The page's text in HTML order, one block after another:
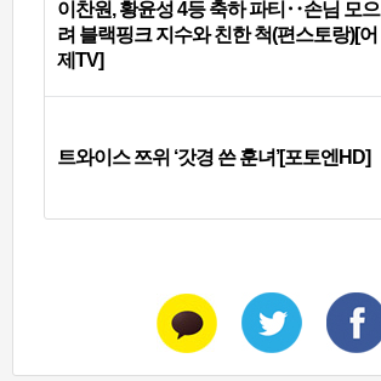
이찬원, 황윤성 4등 축하 파티‥손님 모으
려 블랙핑크 지수와 친한 척(편스토랑)[어
제TV]
트와이스 쯔위 ‘갓경 쓴 훈녀’[포토엔HD]